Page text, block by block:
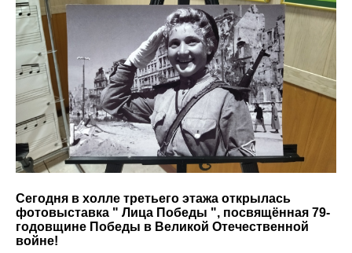
Сегодня в холле третьего этажа открылась
фотовыставка " Лица Победы ", посвящённая 79-
годовщине Победы в Великой Отечественной
войне!